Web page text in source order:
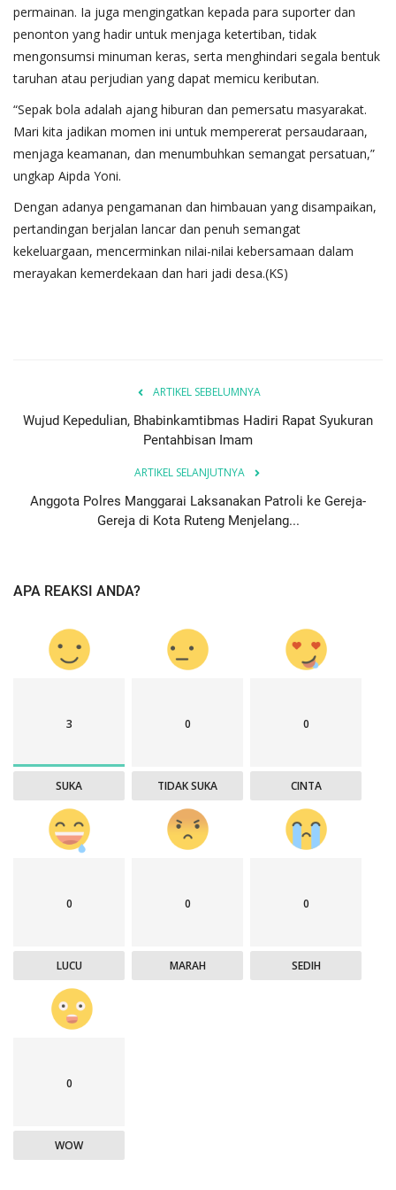
permainan. Ia juga mengingatkan kepada para suporter dan
penonton yang hadir untuk menjaga ketertiban, tidak
mengonsumsi minuman keras, serta menghindari segala bentuk
taruhan atau perjudian yang dapat memicu keributan.
“Sepak bola adalah ajang hiburan dan pemersatu masyarakat.
Mari kita jadikan momen ini untuk mempererat persaudaraan,
menjaga keamanan, dan menumbuhkan semangat persatuan,”
ungkap Aipda Yoni.
Dengan adanya pengamanan dan himbauan yang disampaikan,
pertandingan berjalan lancar dan penuh semangat
kekeluargaan, mencerminkan nilai-nilai kebersamaan dalam
merayakan kemerdekaan dan hari jadi desa.(KS)
ARTIKEL SEBELUMNYA
Wujud Kepedulian, Bhabinkamtibmas Hadiri Rapat Syukuran
Pentahbisan Imam
ARTIKEL SELANJUTNYA
Anggota Polres Manggarai Laksanakan Patroli ke Gereja-
Gereja di Kota Ruteng Menjelang...
APA REAKSI ANDA?
3
SUKA
0
TIDAK SUKA
0
CINTA
0
LUCU
0
MARAH
0
SEDIH
0
WOW